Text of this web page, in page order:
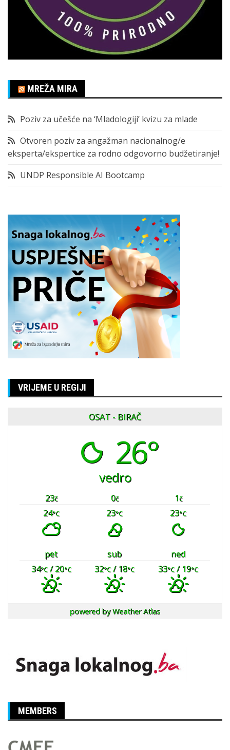
MREŽA MIRA
Poziv za učešće na ‘Mladologiji’ kvizu za mlade
Otvoren poziv za angažman nacionalnog/e
eksperta/ekspertice za rodno odgovorno budžetiranje!
UNDP Responsible AI Bootcamp
VRIJEME U REGIJI
OSAT - BIRAČ
26°
vedro
23č 0č 1č
24°C 23°C 23°C
pet sub
ned
34°C/ 20°C 32°C/ 18°C 33°C/ 19°C
powered byWeather Atlas
MEMBERS